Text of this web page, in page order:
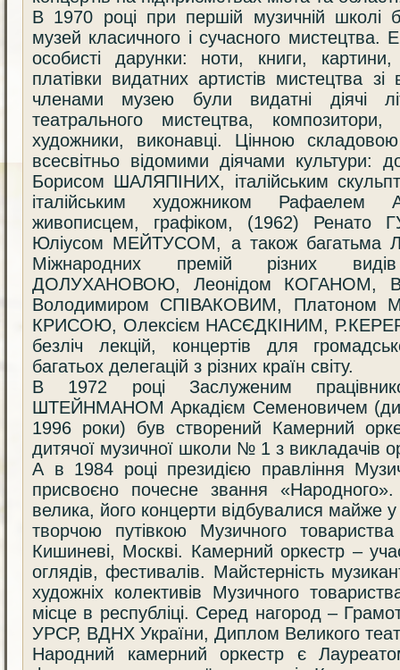
В 1970 році при першій музичній школі
музей класичного і сучасного мистецтва.
особисті дарунки: ноти, книги,
платівки видатних артистів мистецтва зі
членами музею були видатні діячі
театрального мистецтва, композитори,
художники, виконавці. Цінною
всесвітньо відомими діячами культури:
Борисом ШАЛЯПІНИХ, італійським
італійським художником Рафаелем
живописцем, графіком, (1962) Ренато
Юліусом МЕЙТУСОМ, а також багатьма
Міжнародних премій різних
ДОЛУХАНОВОЮ, Леонідом КОГАНОМ,
Володимиром СПІВАКОВИМ,
КРИСОЮ, Олексієм НАСЄДКІНИМ,
безліч лекцій, концертів для
багатьох делегацій з різних країн світу.
В 1972 році Заслуженим
ШТЕЙНМАНОМ Аркадієм Семеновичем
1996 роки) був створений Камерний
дитячої музичної школи № 1 з викладачів
А в 1984 році президією правління
присвоєно почесне звання «Народного».
велика, його концерти відбувалися майже у
творчою путівкою Музичного
Кишиневі, Москві. Камерний оркестр –
оглядів, фестивалів. Майстерність
художніх колективів Музичного
місце в республіці. Серед нагород –
УРСР, ВДНХ України, Диплом Великого
Народний камерний оркестр є